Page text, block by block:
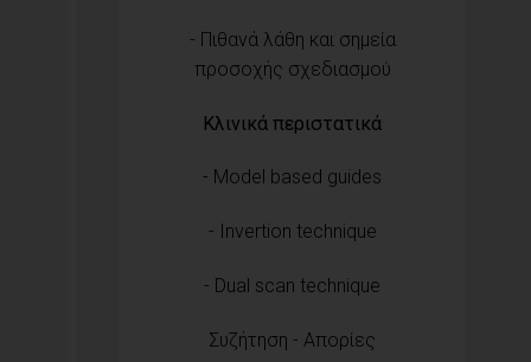
- Πιθανά λάθη και σημεία
προσοχής σχεδιασμού
Κλινικά περιστατικά
- Model based guides
- Invertion technique
- Dual scan technique
Συζήτηση - Απορίες